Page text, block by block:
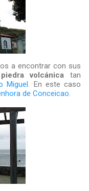
a encontrar con sus
piedra volcánica tan
Miguel. En este caso
de Conceicao.